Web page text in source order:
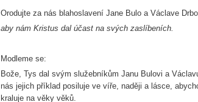
Orodujte za nás blahoslavení Jane Bulo a Václave
aby nám Kristus dal účast na svých zaslíbeních.
Modleme se:
Bože, Tys dal svým služebníkům Janu Bulovi a
nás jejich příklad posiluje ve víře, naději a lásce,
kraluje na věky věků.